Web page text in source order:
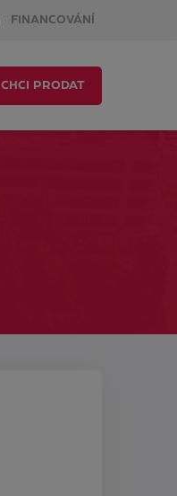
FINANCOVÁNÍ
CHCI PRODAT